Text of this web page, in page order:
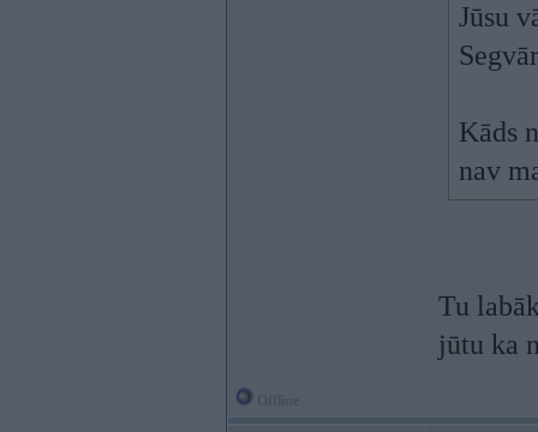
Jūsu
Kāds
nav
Tu
jūtu ka